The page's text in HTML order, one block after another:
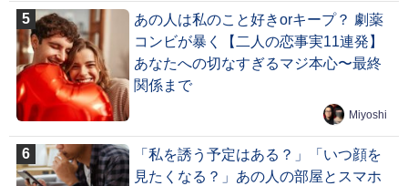
あの人は私のこと好きorキープ？ 劇薬
コンビが暴く【二人の恋事実11連発】
あなたへの切なすぎるマジ本心〜最終
関係まで
Miyoshi
「私を誘う予定はある？」「いつ顔を
見たくなる？」あの人の部屋とスマホ